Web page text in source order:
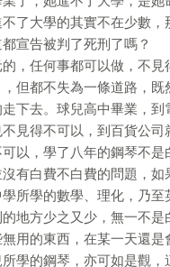
了大學的其實不在少數，
宣告被判了死刑了嗎？
，任何事都可以做，不見
但都不失為一條道路，既
下去。球兒高中畢業，到
見得不可以，到百貨公司
以，學了八年的鋼琴不是
有白費不白費的問題，如
所學的數學、理化，乃至
地方少之又少，無一不是
用的東西，在某一天還是
學的鋼琴，亦可如是觀，